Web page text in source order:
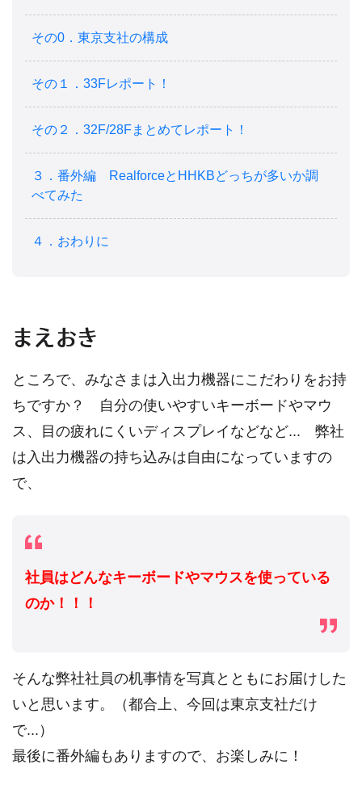
その0．東京支社の構成
その１．33Fレポート！
その２．32F/28Fまとめてレポート！
３．番外編 RealforceとHHKBどっちが多いか調
べてみた
４．おわりに
まえおき
ところで、みなさまは入出力機器にこだわりをお持
ちですか？ 自分の使いやすいキーボードやマウ
ス、目の疲れにくいディスプレイなどなど... 弊社
は入出力機器の持ち込みは自由になっていますの
で、
社員はどんなキーボードやマウスを使っている
のか！！！
そんな弊社社員の机事情を写真とともにお届けした
いと思います。（都合上、今回は東京支社だけ
で...）
最後に番外編もありますので、お楽しみに！